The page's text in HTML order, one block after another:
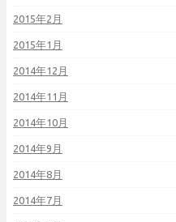
2015年2月
2015年1月
2014年12月
2014年11月
2014年10月
2014年9月
2014年8月
2014年7月